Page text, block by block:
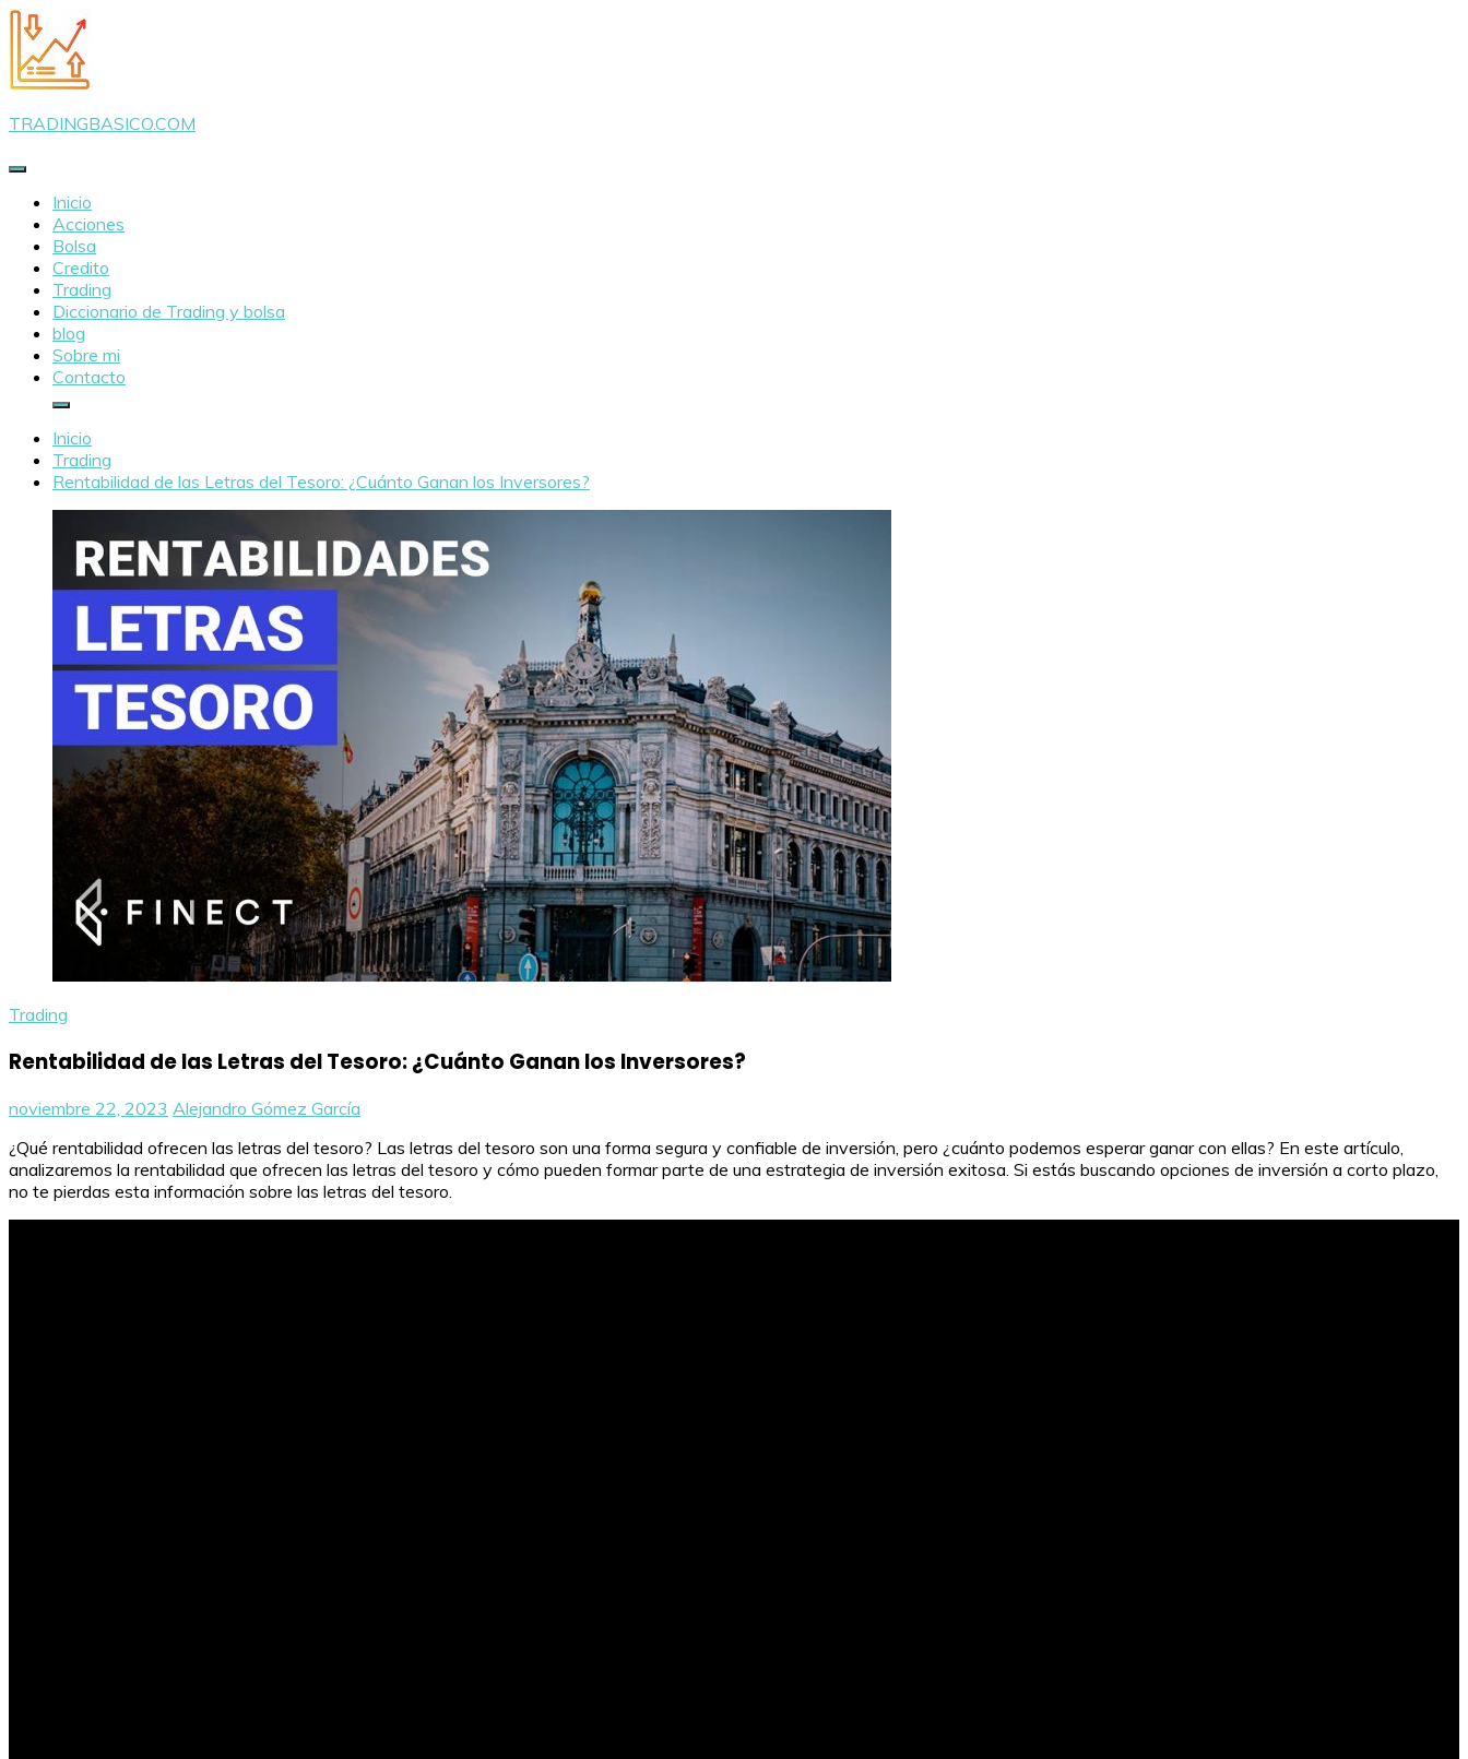
Saltar
al
contenido
TRADINGBASICO.COM
Inicio
Acciones
Bolsa
Credito
Trading
Diccionario de Trading y bolsa
blog
Sobre mi
Contacto
Inicio
Trading
Rentabilidad de las Letras del Tesoro: ¿Cuánto Ganan los Inversores?
Trading
Rentabilidad de las Letras del Tesoro: ¿Cuánto Ganan los Inversores?
noviembre 22, 2023 Alejandro Gómez García
¿Qué rentabilidad ofrecen las letras del tesoro? Las letras del tesoro son una forma segura y confiable de inversión, pero ¿cuánto podemos esperar ganar con ellas? En este artículo,
analizaremos la rentabilidad que ofrecen las letras del tesoro y cómo pueden formar parte de una estrategia de inversión exitosa. Si estás buscando opciones de inversión a corto plazo,
no te pierdas esta información sobre las letras del tesoro.